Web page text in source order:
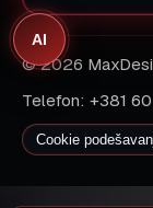
© 2026
Telefon: +381
Cookie
AI